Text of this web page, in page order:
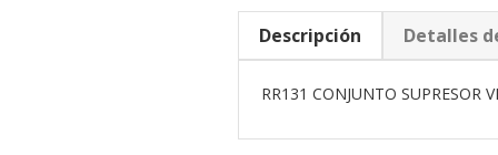
Descripción Detalles
RR131 CONJUNTO SUPRESOR